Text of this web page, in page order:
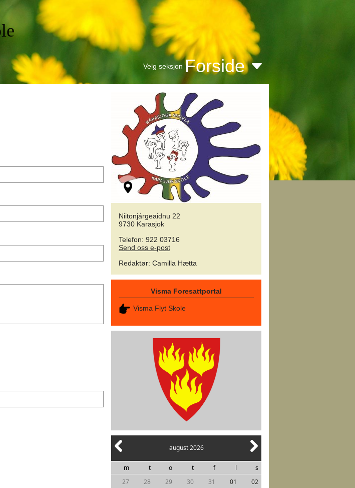
Velg seksjon Forside
Niitonjárgeaidnu 22
9730 Karasjok
Telefon: 922 03716
Send oss e-post
Redaktør: Camilla Hætta
Visma Foresattportal
Visma Flyt Skole
august 2026
m t o t f l
s
27
28 29 30 31 01
02